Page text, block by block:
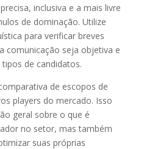
inclusiva e a mais livre
de dominação. Utilize
para verificar breves
comunicação seja objetiva e
de candidatos.
de escopos de
players do mercado. Isso
geral sobre o que é
no setor, mas também
suas próprias